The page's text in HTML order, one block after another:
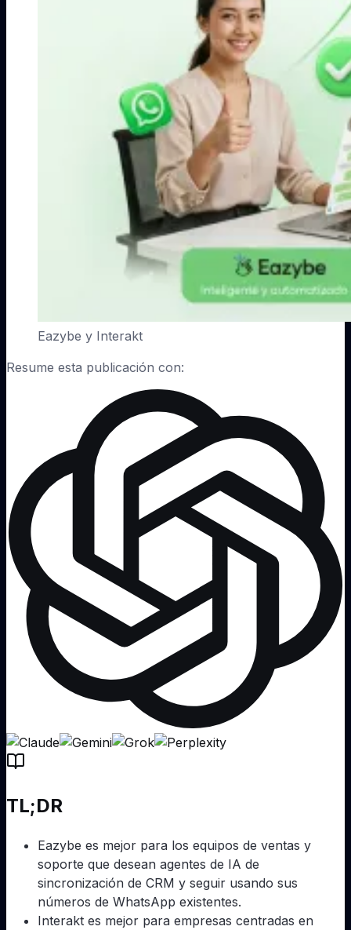
Eazybe y Interakt
Resume esta publicación con:
TL;DR
Eazybe es mejor para los equipos de ventas y
soporte que desean agentes de IA de
sincronización de CRM y seguir usando sus
números de WhatsApp existentes.
Interakt es mejor para empresas centradas en